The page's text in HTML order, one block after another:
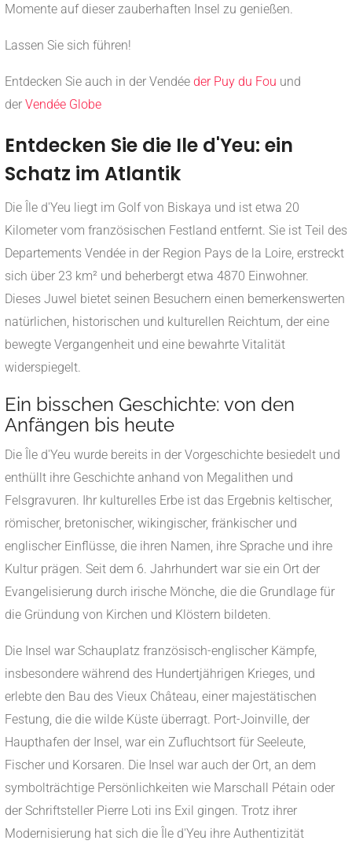
Momente auf dieser zauberhaften Insel zu genießen.
Lassen Sie sich führen!
Entdecken Sie auch in der Vendée der Puy du Fou und
der Vendée Globe
Entdecken Sie die Ile d'Yeu: ein
Schatz im Atlantik
Die Île d'Yeu liegt im Golf von Biskaya und ist etwa 20
Kilometer vom französischen Festland entfernt. Sie ist Teil des
Departements Vendée in der Region Pays de la Loire, erstreckt
sich über 23 km² und beherbergt etwa 4870 Einwohner.
Dieses Juwel bietet seinen Besuchern einen bemerkenswerten
natürlichen, historischen und kulturellen Reichtum, der eine
bewegte Vergangenheit und eine bewahrte Vitalität
widerspiegelt.
Ein bisschen Geschichte: von den
Anfängen bis heute
Die Île d'Yeu wurde bereits in der Vorgeschichte besiedelt und
enthüllt ihre Geschichte anhand von Megalithen und
Felsgravuren. Ihr kulturelles Erbe ist das Ergebnis keltischer,
römischer, bretonischer, wikingischer, fränkischer und
englischer Einflüsse, die ihren Namen, ihre Sprache und ihre
Kultur prägen. Seit dem 6. Jahrhundert war sie ein Ort der
Evangelisierung durch irische Mönche, die die Grundlage für
die Gründung von Kirchen und Klöstern bildeten.
Die Insel war Schauplatz französisch-englischer Kämpfe,
insbesondere während des Hundertjährigen Krieges, und
erlebte den Bau des Vieux Château, einer majestätischen
Festung, die die wilde Küste überragt. Port-Joinville, der
Haupthafen der Insel, war ein Zufluchtsort für Seeleute,
Fischer und Korsaren. Die Insel war auch der Ort, an dem
symbolträchtige Persönlichkeiten wie Marschall Pétain oder
der Schriftsteller Pierre Loti ins Exil gingen. Trotz ihrer
Modernisierung hat sich die Île d'Yeu ihre Authentizität